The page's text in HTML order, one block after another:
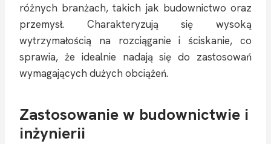
różnych branżach, takich jak budownictwo oraz
przemysł. Charakteryzują się wysoką
wytrzymałością na rozciąganie i ściskanie, co
sprawia, że idealnie nadają się do zastosowań
wymagających dużych obciążeń.
Zastosowanie w budownictwie i
inżynierii